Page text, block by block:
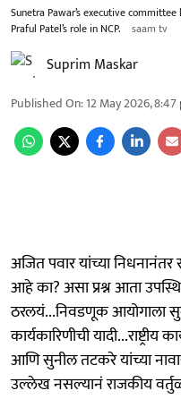
Sunetra Pawar’s executive
Praful Patel’s role in NCP.
saam tv
Suprim Maskar
Published On:12 May 2026, 8:47
अजित पवार यांच्या निधनानंतर
आहे का? असा प्रश्न आता
ठरलयं...निवडणूक आयोगाला
कार्यकारिणीची
आणि सुनील तटकरे यांच्या
उल्लेख नसल्यानं राजकीय